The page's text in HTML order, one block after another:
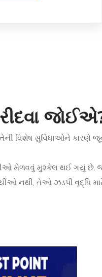
તેની વિશેષ સુવિધાઓને
મેળવવું મુશ્કેલ થઈ ગયું છે.
નથી, તેઓ ઝડપી વૃદ્ધિ